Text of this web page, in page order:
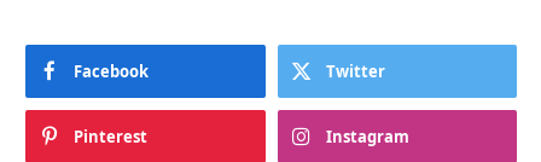
Facebook Twitter
Pinterest Instagram